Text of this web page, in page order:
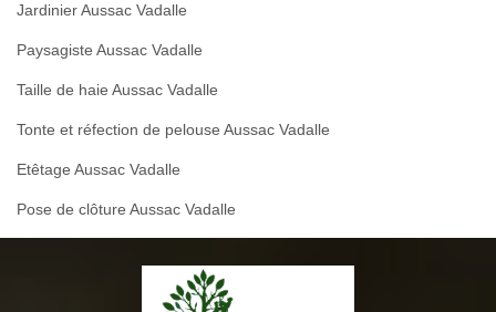
Jardinier Aussac Vadalle
Paysagiste Aussac Vadalle
Taille de haie Aussac Vadalle
Tonte et réfection de pelouse Aussac Vadalle
Etêtage Aussac Vadalle
Pose de clôture Aussac Vadalle